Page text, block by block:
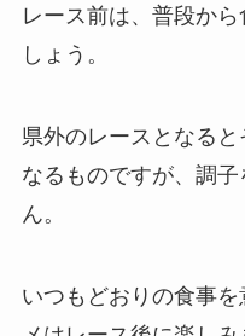
レース前は、普段か
しょう。
県外のレースとなる
なるものですが、調
ん。
いつもどおりの食事